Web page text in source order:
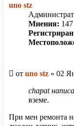
uno stz
Мнения: 147
Мнение
от uno stz » 02
chapat
вземе.
При мен ремонта